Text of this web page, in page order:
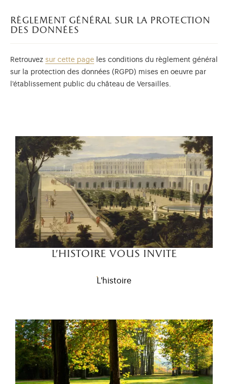
règlement général sur la protection
des données
Retrouvez sur cette page les conditions du règlement général
sur la protection des données (RGPD) mises en oeuvre par
l'établissement public du château de Versailles.
l'histoire vous invite
L'histoire